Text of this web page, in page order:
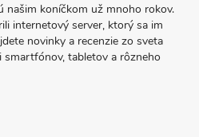
našim koníčkom už mnoho rokov.
internetový server, ktorý sa im
novinky a recenzie zo sveta
tabletov a rôzneho